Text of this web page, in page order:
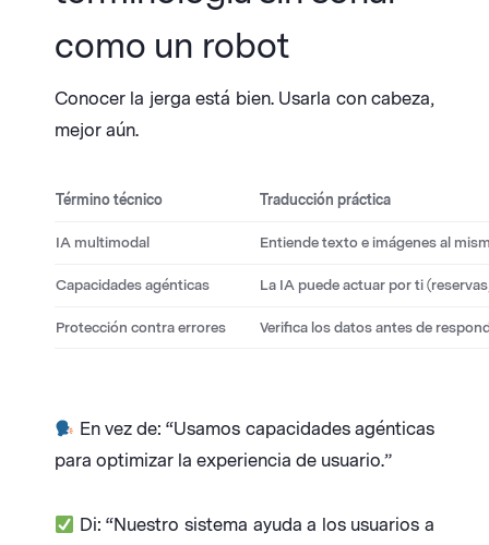
como un robot
Conocer la jerga está bien. Usarla con cabeza,
mejor aún.
Término técnico Traducción práctica
IA multimodal Entiende texto e imágenes al
Capacidades agénticas La IA puede actuar por ti
Protección contra errores Verifica los datos antes de
En vez de: “Usamos capacidades agénticas
para optimizar la experiencia de usuario.”
Di: “Nuestro sistema ayuda a los usuarios a